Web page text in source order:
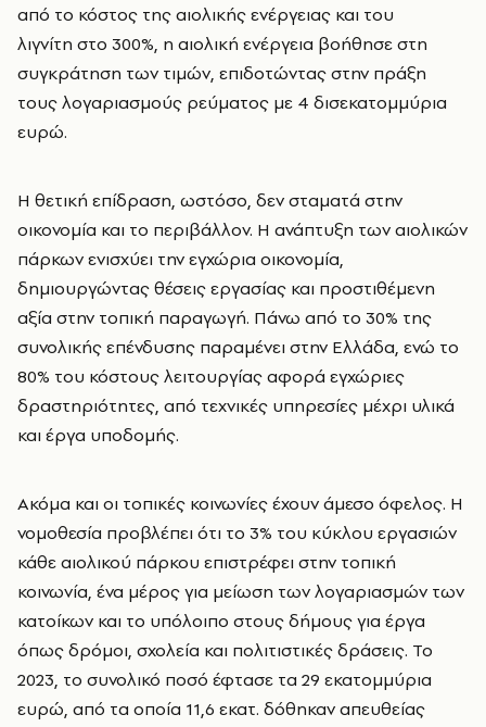
από το κόστος της αιολικής ενέργειας και του
λιγνίτη στο 300%, η αιολική ενέργεια βοήθησε στη
συγκράτηση των τιμών, επιδοτώντας στην πράξη
τους λογαριασμούς ρεύματος με 4 δισεκατομμύρια
ευρώ.
Η θετική επίδραση, ωστόσο, δεν σταματά στην
οικονομία και το περιβάλλον. Η ανάπτυξη των αιολικών
πάρκων ενισχύει την εγχώρια οικονομία,
δημιουργώντας θέσεις εργασίας και προστιθέμενη
αξία στην τοπική παραγωγή. Πάνω από το 30% της
συνολικής επένδυσης παραμένει στην Ελλάδα, ενώ το
80% του κόστους λειτουργίας αφορά εγχώριες
δραστηριότητες, από τεχνικές υπηρεσίες μέχρι υλικά
και έργα υποδομής.
Ακόμα και οι τοπικές κοινωνίες έχουν άμεσο όφελος. Η
νομοθεσία προβλέπει ότι το 3% του κύκλου εργασιών
κάθε αιολικού πάρκου επιστρέφει στην τοπική
κοινωνία, ένα μέρος για μείωση των λογαριασμών των
κατοίκων και το υπόλοιπο στους δήμους για έργα
όπως δρόμοι, σχολεία και πολιτιστικές δράσεις. Το
2023, το συνολικό ποσό έφτασε τα 29 εκατομμύρια
ευρώ, από τα οποία 11,6 εκατ. δόθηκαν απευθείας